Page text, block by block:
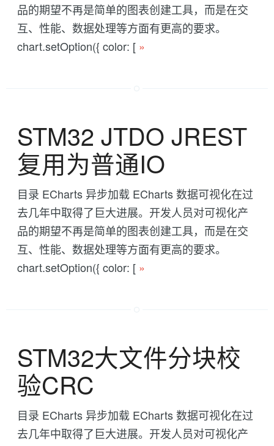
品的期望不再是简单的图表创建工具，而是在交
互、性能、数据处理等方面有更高的要求。
chart.setOption({ color: [ »
STM32 JTDO JREST
复用为普通IO
目录 ECharts 异步加载 ECharts 数据可视化在过
去几年中取得了巨大进展。开发人员对可视化产
品的期望不再是简单的图表创建工具，而是在交
互、性能、数据处理等方面有更高的要求。
chart.setOption({ color: [ »
STM32大文件分块校
验CRC
目录 ECharts 异步加载 ECharts 数据可视化在过
去几年中取得了巨大进展。开发人员对可视化产